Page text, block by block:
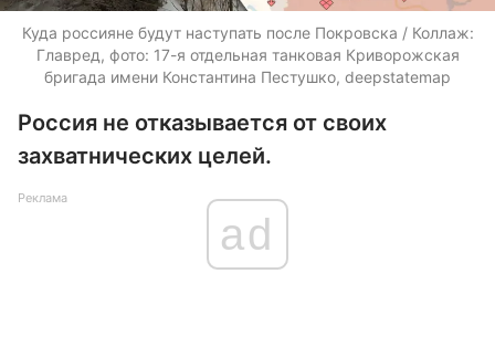
Куда россияне будут наступать после Покровска / Коллаж:
Главред, фото: 17-я отдельная танковая Криворожская
бригада имени Константина Пестушко, deepstatemap
Россия не отказывается от своих
захватнических целей.
Реклама
ad